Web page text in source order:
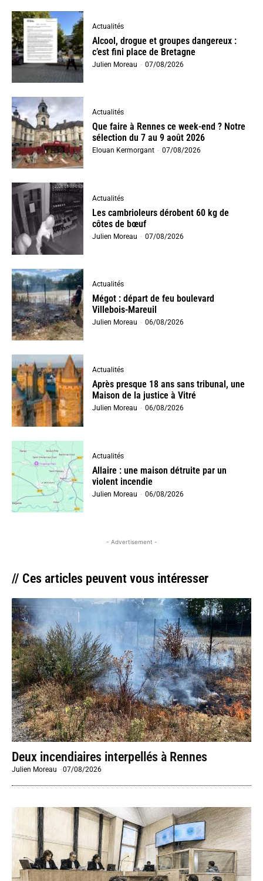
Actualités
Alcool, drogue et groupes dangereux :
c’est fini place de Bretagne
Julien Moreau - 07/08/2026
Actualités
Que faire à Rennes ce week-end ? Notre
sélection du 7 au 9 août 2026
Elouan Kermorgant - 07/08/2026
Actualités
Les cambrioleurs dérobent 60 kg de
côtes de bœuf
Julien Moreau - 07/08/2026
Actualités
Mégot : départ de feu boulevard
Villebois-Mareuil
Julien Moreau - 06/08/2026
Actualités
Après presque 18 ans sans tribunal, une
Maison de la justice à Vitré
Julien Moreau - 06/08/2026
Actualités
Allaire : une maison détruite par un
violent incendie
Julien Moreau - 06/08/2026
- Advertisement -
// Ces articles peuvent vous intéresser
Deux incendiaires interpellés à Rennes
Julien Moreau -07/08/2026